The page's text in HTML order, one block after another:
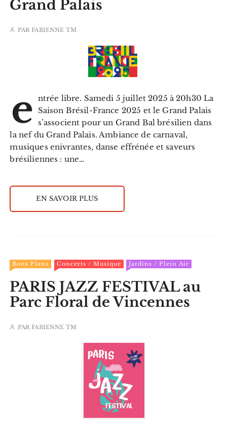
Grand Palais
PAR FABIENNE TM
e ntrée libre. Samedi 5 juillet 2025 à 20h30 La
Saison Brésil-France 2025 et le Grand Palais
s’associent pour un Grand Bal brésilien dans
la nef du Grand Palais. Ambiance de carnaval,
musiques enivrantes, danse effrénée et saveurs
brésiliennes : une…
EN SAVOIR PLUS
Bons Plans Concerts / Musique Jardins / Plein Air
PARIS JAZZ FESTIVAL au
Parc Floral de Vincennes
PAR FABIENNE TM